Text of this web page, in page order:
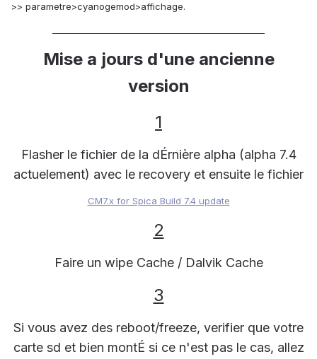
>> parametre>cyanogemod>affichage.
Mise a jours d'une ancienne
version
1
Flasher le fichier de la dÉrnière alpha (alpha 7.4
actuelement) avec le recovery et ensuite le fichier
CM7.x for Spica Build 7.4 update
2
Faire un wipe Cache / Dalvik Cache
3
Si vous avez des reboot/freeze, verifier que votre
carte sd et bien montÉ si ce n'est pas le cas, allez